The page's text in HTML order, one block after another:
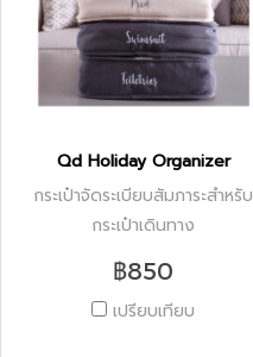
Qd Holiday Organizer
กระเป๋าจัดระเบียบสัมภาระสำหรับ
กระเป๋าเดินทาง
฿850
เปรียบเทียบ